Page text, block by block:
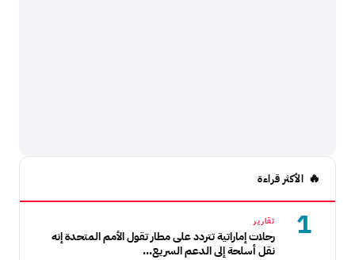
الأكثر قراءة
1 تقارير
رحلات إماراتية تتردد على مطار تقول الأمم المتحدة إنه
نقل أسلحة إلى الدعم السريع...